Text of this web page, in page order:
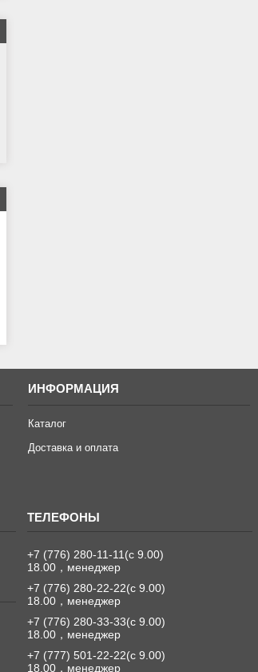
ИНФОРМАЦИЯ
Каталог
Доставка и оплата
+7 (776) 280-11-11 с 9.00
18.00，менеджер
+7 (776) 280-22-22 с 9.00
18.00，менеджер
+7 (776) 280-33-33 с 9.00
18.00，менеджер
+7 (777) 501-22-22 с 9.00
18.00，менеджер